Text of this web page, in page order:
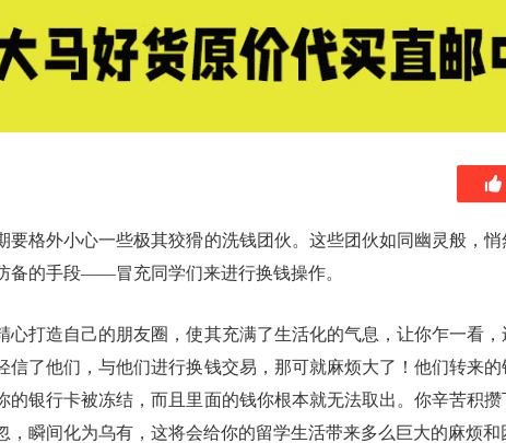
要格外小心一些极其狡猾的洗钱团伙。这些团伙如同幽灵般，悄
备的手段——冒充同学们来进行换钱操作。
心打造自己的朋友圈，使其充满了生活化的气息，让你乍一看
信了他们，与他们进行换钱交易，那可就麻烦大了！他们转来的
的银行卡被冻结，而且里面的钱你根本就无法取出。你辛苦积
，瞬间化为乌有，这将会给你的留学生活带来多么巨大的麻烦和